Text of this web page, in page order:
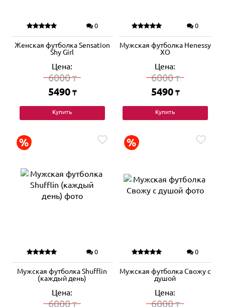
0
Женская футболка Sensation
Shy Girl
Цена:
6000₸
5490 ₸
Купить
0
Мужская футболка Henessy
XO
Цена:
6000₸
5490 ₸
Купить
0
Мужская футболка Shufflin
(каждый день)
Цена:
6000₸
0
Мужская футболка Свожу с
душой
Цена:
6000₸